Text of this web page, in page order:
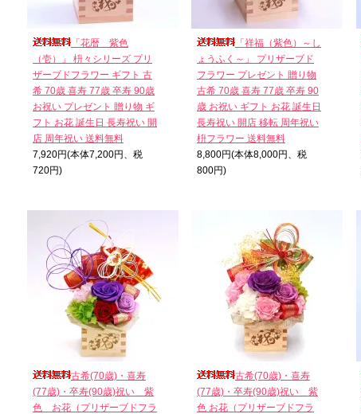
「花暦＿紫色
（壱）」 枡々シリーズ プリ
ザーブドフラワー ギフト 古
希 70歳 喜寿 77歳 卒寿 90歳
お祝い プレゼント 贈り物 ギ
フト お花 誕生日 長寿祝い 開
店 周年祝い 送料無料
7,920円(本体7,200円、税
720円)
「祥福（紫色）～し
ょうふく～」 プリザーブド
フラワー プレゼント 贈り物
古希 70歳 喜寿 77歳 卒寿 90
歳 お祝い ギフト お花 誕生日
長寿祝い 開店 移転 周年祝い
枡フラワー 送料無料
8,800円(本体8,000円、税
800円)
古希(70歳)・喜寿
(77歳)・卒寿(90歳)祝い＿紫
色 お花（プリザーブドフラ
古希(70歳)・喜寿
(77歳)・卒寿(90歳)祝い＿紫
色 お花（プリザーブドフラ